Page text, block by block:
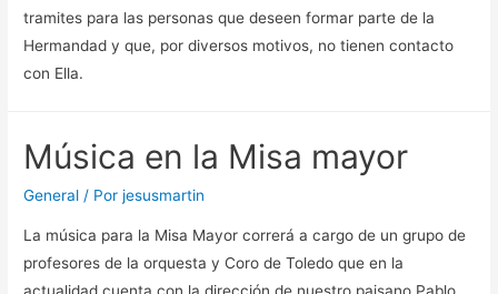
tramites para las personas que deseen formar parte de la
Hermandad y que, por diversos motivos, no tienen contacto
con Ella.
Música en la Misa mayor
General / Porjesusmartin
La música para la Misa Mayor correrá a cargo de un grupo de
profesores de la orquesta y Coro de Toledo que en la
actualidad cuenta con la dirección de nuestro paisano Pablo